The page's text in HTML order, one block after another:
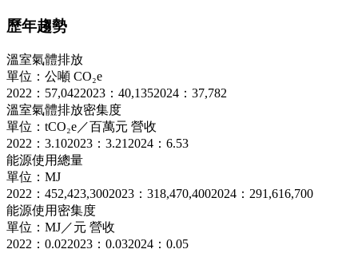
歷年趨勢
溫室氣體排放
單位：公噸 CO₂e
2022：57,0422023：40,1352024：37,782
溫室氣體排放密集度
單位：tCO₂e／百萬元 營收
2022：3.102023：3.21 2024：6.53
能源使用總量
單位：MJ
2022：452,423,3002023：318,470,4002024：291,616,700
能源使用密集度
單位：MJ／元 營收
2022：0.022023：0.032024：0.05